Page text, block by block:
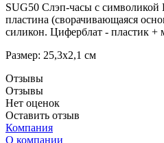
SUG50 Cлэп-часы с
пластина (сворачивающаяся
силикон. Циферблат - пластик +
Размер: 25,3х2,1 см
Отзывы
Отзывы
Нет оценок
Оставить отзыв
Компания
О компании